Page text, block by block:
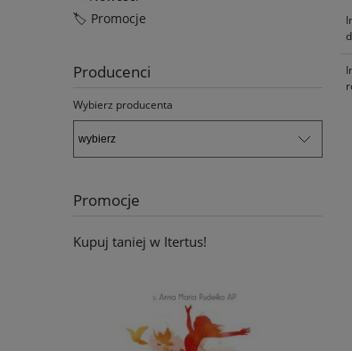
🏷️ Promocje
Producenci
Wybierz producenta
Promocje
Kupuj taniej w Itertus!